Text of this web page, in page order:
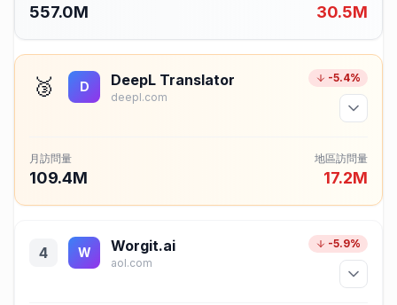
557.0M 30.5M
🥉 D DeepL Translator
deepl.com
-5.4%
月訪問量
109.4M
地區訪問量
17.2M
4 W Worgit.ai
aol.com
-5.9%